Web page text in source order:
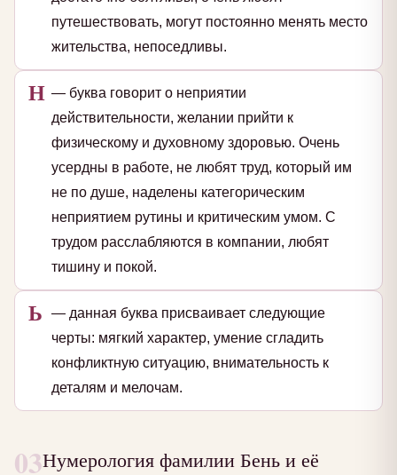
путешествовать, могут постоянно менять место
жительства, непоседливы.
Н — буква говорит о неприятии
действительности, желании прийти к
физическому и духовному здоровью. Очень
усердны в работе, не любят труд, который им
не по душе, наделены категорическим
неприятием рутины и критическим умом. С
трудом расслабляются в компании, любят
тишину и покой.
Ь
— данная буква присваивает следующие
черты: мягкий характер, умение сгладить
конфликтную ситуацию, внимательность к
деталям и мелочам.
03Нумерология фамилии Бень и её